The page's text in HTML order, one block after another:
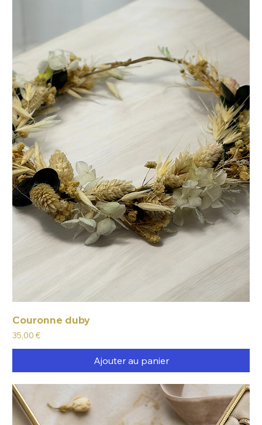
Couronne duby
Prix
35,00 €
Ajouter au panier